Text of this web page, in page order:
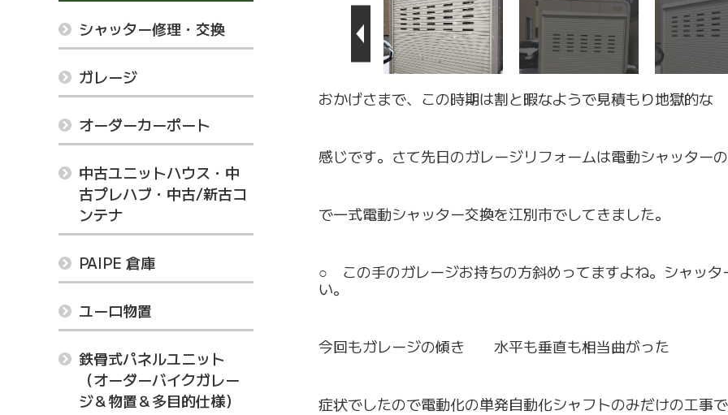
シャッター修理・交換
ガレージ
オーダーカーポート
中古ユニットハウス・中
古プレハブ・中古/新古コ
ンテナ
PAIPE 倉庫
ユーロ物置
鉄骨式パネルユニット
（オーダーバイクガレー
ジ＆物置＆多目的仕様）
おかげさまで、この時期は割と暇なようで見積もり地獄的な
感じです。さて先日のガレージリフォームは電動シャッター
で一式電動シャッター交換を江別市でしてきました。
○ この手のガレージお持ちの方斜めってますよね。シャッタ
い。
今回もガレージの傾き 水平も垂直も相当曲がった
症状でしたので電動化の単発自動化シャフトのみだけの工事